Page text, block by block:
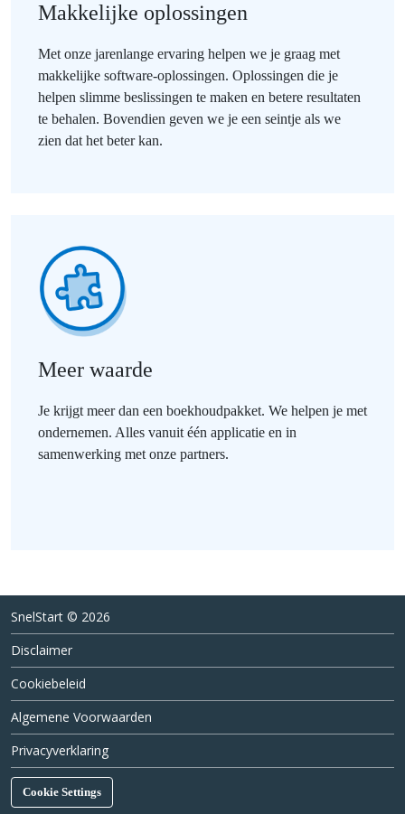
Makkelijke oplossingen
Met onze jarenlange ervaring helpen we je graag met
makkelijke software-oplossingen. Oplossingen die je
helpen slimme beslissingen te maken en betere resultaten
te behalen. Bovendien geven we je een seintje als we
zien dat het beter kan.
Meer waarde
Je krijgt meer dan een boekhoudpakket. We helpen je met
ondernemen. Alles vanuit één applicatie en in
samenwerking met onze partners.
SnelStart © 2026
Disclaimer
Cookiebeleid
Algemene Voorwaarden
Privacyverklaring
Cookie Settings